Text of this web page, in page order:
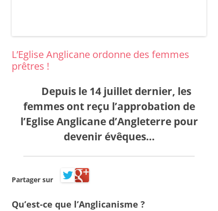
L’Eglise Anglicane ordonne des femmes
prêtres !
Depuis le 14 juillet dernier, les
femmesont reçu l’approbation de
l’Eglise Anglicaned’Angleterrepour
devenir évêques…
Partager sur
Qu’est-ce que l’Anglicanisme ?